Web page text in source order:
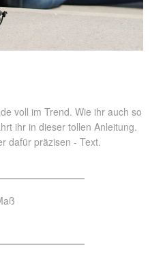
voll im Trend. Wie ihr auch so
ihr in dieser tollen Anleitung.
dafür präzisen - Text.